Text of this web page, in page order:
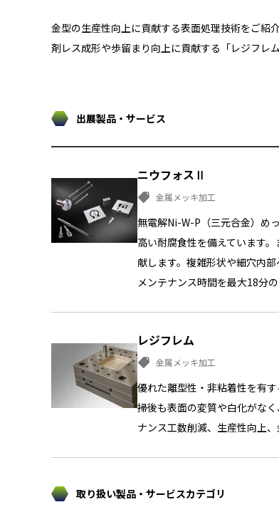
金型の生産性向上に貢献する表面処理技術をご
剤レス成形や歩留まり向上に貢献する「レジフレ
出展製品・サービス
ニウフォスⅡ
金属メッキ加工
無電解Ni-W-P（三元合金）め
高い耐腐食性を備えています
献します。複雑形状や細穴内
メンテナンス時間を最大18分
レジフレム
金属メッキ加工
優れた離型性・非粘着性を有
掃後も表面の変質や白化がな
ナンス工数削減、生産性向上、
取り扱い製品・サービスカテゴリ